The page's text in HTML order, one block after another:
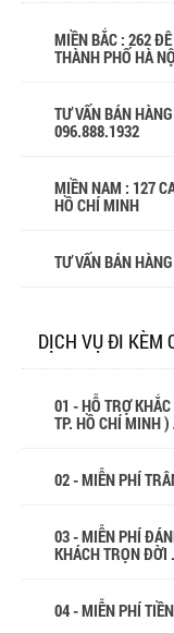
MIỀN BẮC : 262
THÀNH PHỐ HÀ
TƯ VẤN BÁN
096.888.1932
MIỀN NAM : 127
HỒ CHÍ MINH
TƯ VẤN BÁN
DỊCH VỤ ĐI KÈM
01 - HỖ TRỢ
TP. HỒ CHÍ MINH
02 - MIỄN PHÍ
03 - MIỄN PHÍ
KHÁCH TRỌN ĐỜI .
04 - MIỄN PHÍ